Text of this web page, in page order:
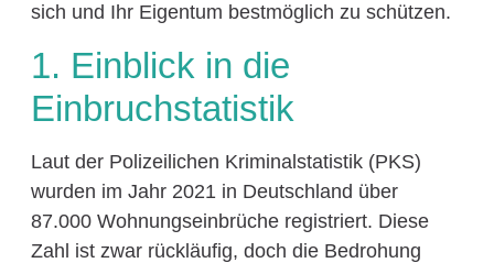
sich und Ihr Eigentum bestmöglich zu schützen.
1. Einblick in die
Einbruchstatistik
Laut der Polizeilichen Kriminalstatistik (PKS)
wurden im Jahr 2021 in Deutschland über
87.000 Wohnungseinbrüche registriert. Diese
Zahl ist zwar rückläufig, doch die Bedrohung